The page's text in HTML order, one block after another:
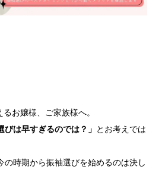
お嬢様、ご家族様へ。
びは早すぎるのでは？」 とお考えでは
の時期から振袖選びを始めるのは決し